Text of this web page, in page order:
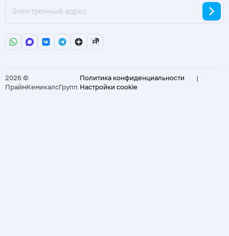
2026 ©
ПраймКемикалсГрупп
Политика конфиденциальности
|
Настройки cookie